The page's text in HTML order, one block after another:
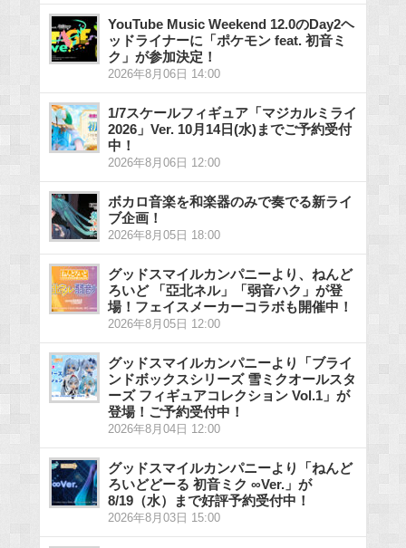
YouTube Music Weekend 12.0のDay2ヘ
ッドライナーに「ポケモン feat. 初音ミ
ク」が参加決定！
2026年8月06日 14:00
1/7スケールフィギュア「マジカルミライ
2026」Ver. 10月14日(水)までご予約受付
中！
2026年8月06日 12:00
ボカロ音楽を和楽器のみで奏でる新ライ
ブ企画！
2026年8月05日 18:00
グッドスマイルカンパニーより、ねんど
ろいど 「亞北ネル」「弱音ハク」が登
場！フェイスメーカーコラボも開催中！
2026年8月05日 12:00
グッドスマイルカンパニーより「ブライ
ンドボックスシリーズ 雪ミクオールスタ
ーズ フィギュアコレクション Vol.1」が
登場！ご予約受付中！
2026年8月04日 12:00
グッドスマイルカンパニーより「ねんど
ろいどどーる 初音ミク ∞Ver.」が
8/19（水）まで好評予約受付中！
2026年8月03日 15:00